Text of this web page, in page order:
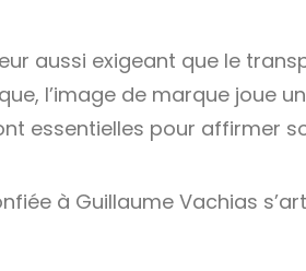
aussi exigeant que le
l’image de marque joue
essentielles pour affirmer
à Guillaume Vachias